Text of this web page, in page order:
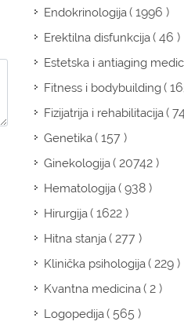
Endokrinologija( 1996 )
Erektilna disfunkcija( 46 )
Estetska i antiaging
Fitness i bodybuilding(
Fizijatrija i rehabilitacija(
Genetika( 157 )
Ginekologija( 20742 )
Hematologija( 938 )
Hirurgija( 1622 )
Hitna stanja( 277 )
Klinička psihologija( 229 )
Kvantna medicina( 2 )
Logopedija( 565 )